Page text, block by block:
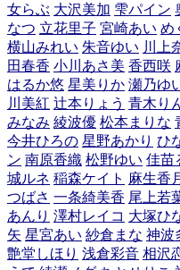
女らぶ 大沢美加 雫パイン
なつ 立花里子 宮崎あい め
横山みれい 朱音ゆい 川上
田春香 小川あさ美 香西咲
はるか悠 星美りか 瀬乃ゆ
川美紅 辻本りょう 青木り
みなみ 綾波優 松本まりな
今井ひろの 星野あかり ひ
ン 南原香織 松野ゆい 佳苗
城ルネ 稲森ケイト 麻生香
つばさ 一条綺美香 尾上若
あんり 澤村レイコ 大塚ひ
矢 星宮あい 紗倉まな 神波
艶堂しほり 浅倉彩音 相沢